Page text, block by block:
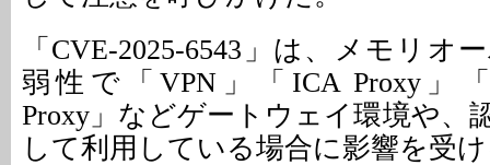
「CVE-2025-6543」は、メモリオ
弱性で「VPN」「ICA Proxy」
Proxy」などゲートウェイ環境や、
して利用している場合に影響を受